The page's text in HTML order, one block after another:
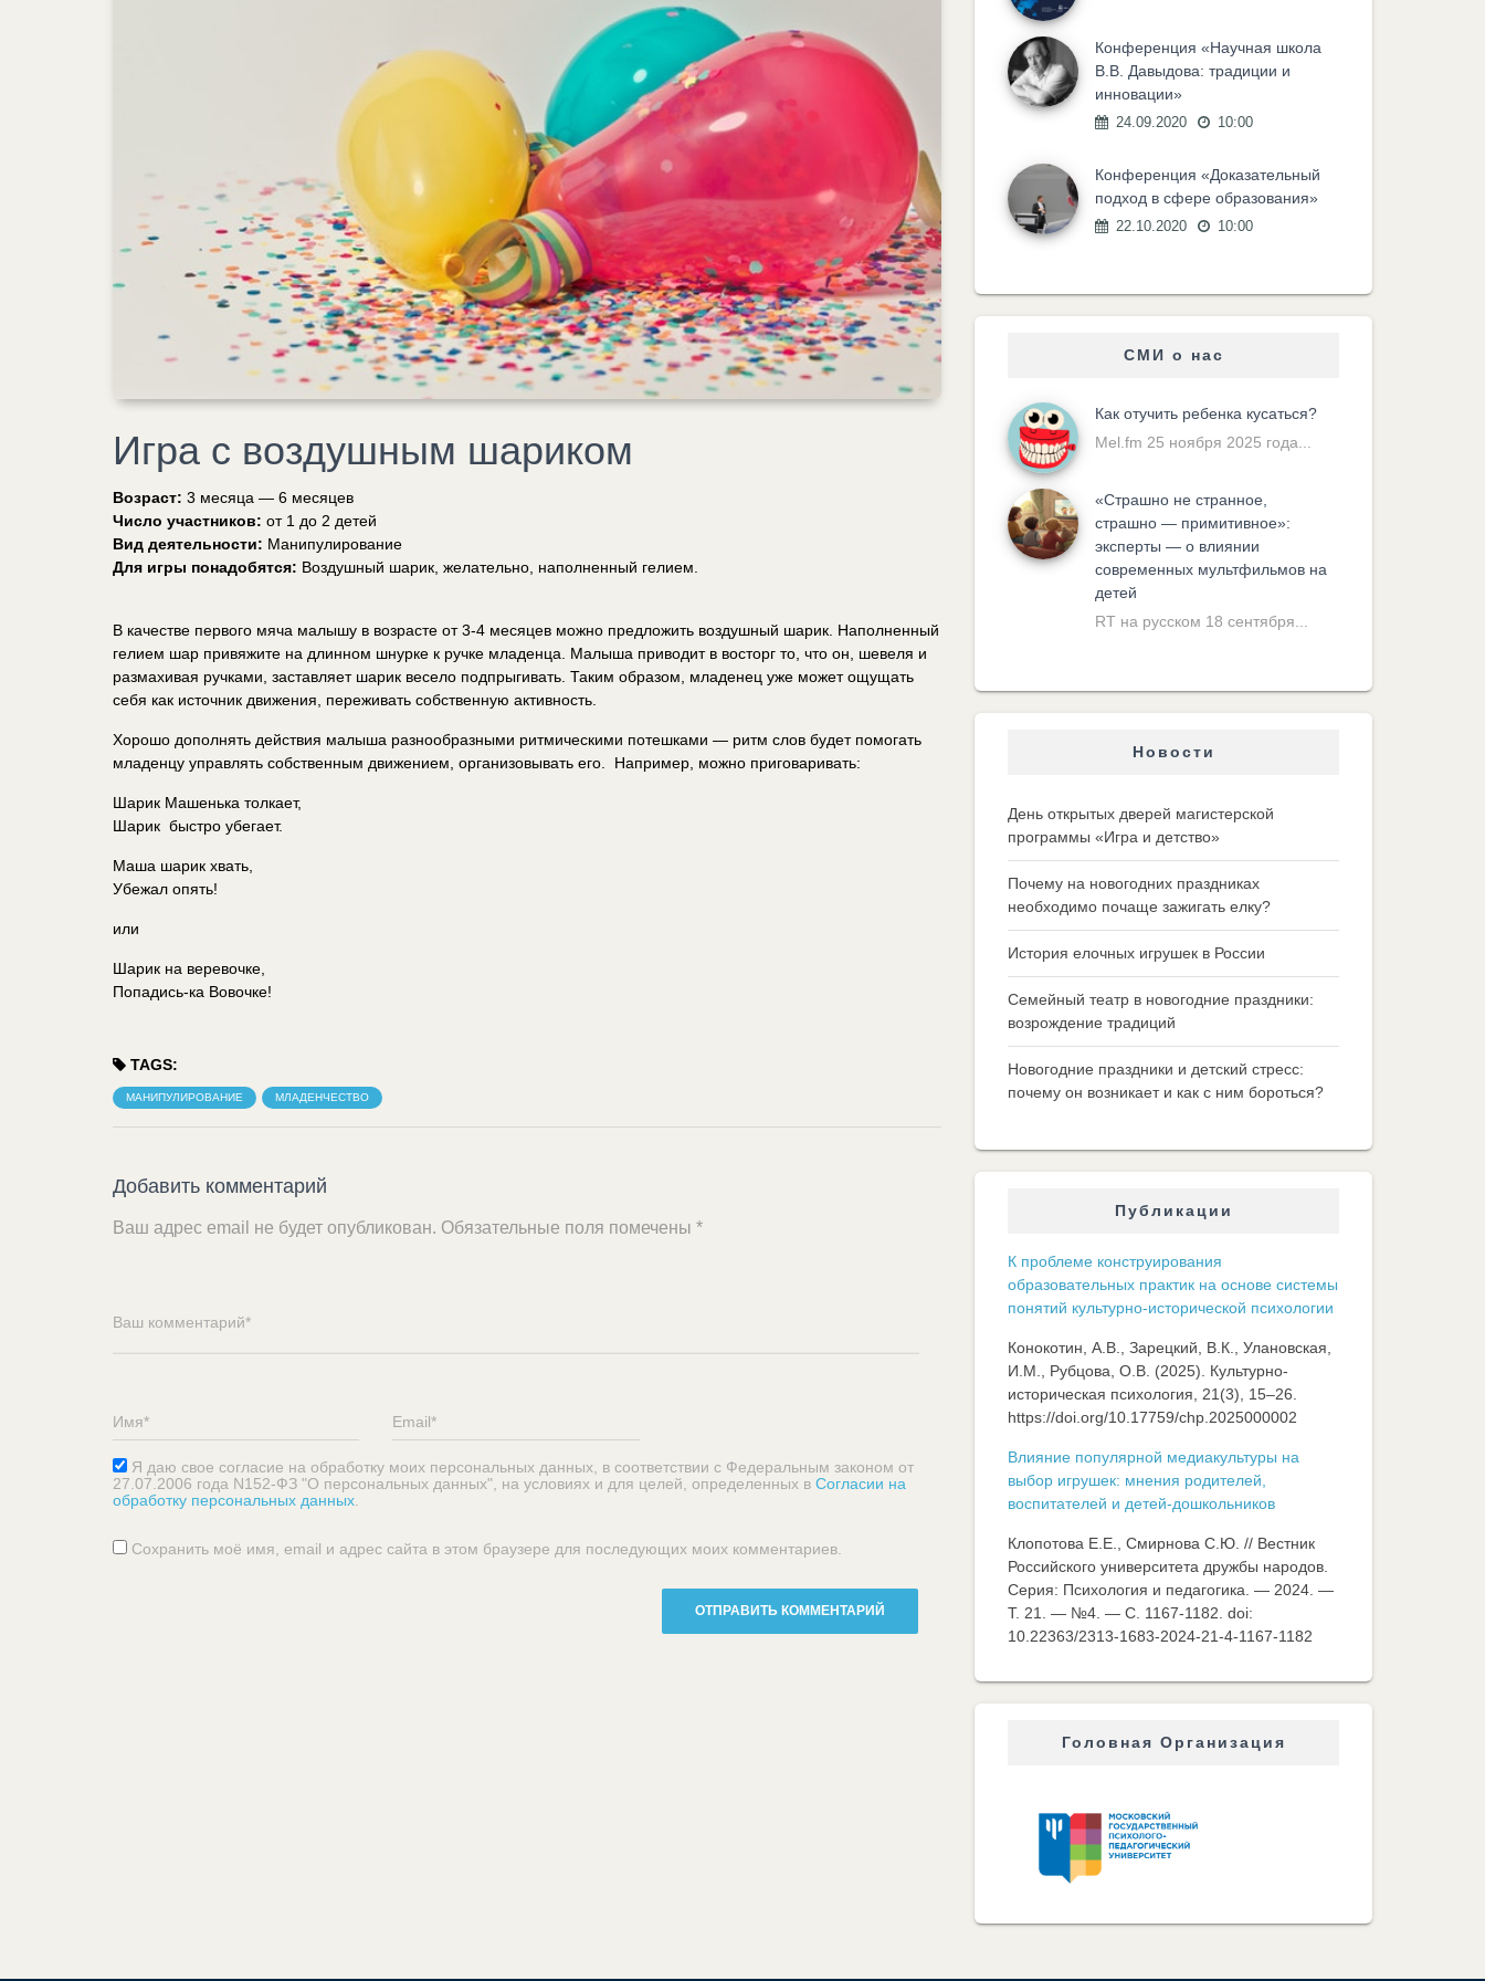
Игра с воздушным шариком
Возраст: 3 месяца — 6 месяцев
Число участников: от 1 до 2 детей
Вид деятельности: Манипулирование
Для игры понадобятся: Воздушный шарик, желательно, наполненный гелием.
В качестве первого мяча малышу в возрасте от 3-4 месяцев можно предложить воздушный шарик. Наполненный
гелием шар привяжите на длинном шнурке к ручке младенца. Малыша приводит в восторг то, что он, шевеля и
размахивая ручками, заставляет шарик весело подпрыгивать. Таким образом, младенец уже может ощущать
себя как источник движения, переживать собственную активность.
Хорошо дополнять действия малыша разнообразными ритмическими потешками — ритм слов будет помогать
младенцу управлять собственным движением, организовывать его. Например, можно приговаривать:
Шарик Машенька толкает,
Шарик быстро убегает.
Маша шарик хвать,
Убежал опять!
или
Шарик на веревочке,
Попадись-ка Вовочке!
TAGS:
МАНИПУЛИРОВАНИЕ МЛАДЕНЧЕСТВО
Добавить комментарий
Ваш адрес email не будет опубликован. Обязательные поля помечены *
Я даю свое согласие на обработку моих персональных данных, в соответствии с Федеральным законом от
27.07.2006 года N152-ФЗ "О персональных данных", на условиях и для целей, определенных в Согласии на
обработку персональных данных
Сохранить моё имя, email и адрес сайта в этом браузере для последующих моих комментариев.
Конференция «Научная школа
В.В. Давыдова: традиции и
инновации»
24.09.2020 10:00
Конференция «Доказательный
подход в сфере образования»
22.10.2020 10:00
СМИ о нас
Как отучить ребенка кусаться?
Mel.fm 25 ноября 2025 года...
«Cтрашно не странное,
страшно — примитивное»:
эксперты — о влиянии
современных мультфильмов на
детей
RT на русском 18 сентября...
Новости
День открытых дверей магистерской
программы «Игра и детство»
Почему на новогодних праздниках
необходимо почаще зажигать елку?
История елочных игрушек в России
Семейный театр в новогодние праздники:
возрождение традиций
Новогодние праздники и детский стресс:
почему он возникает и как с ним бороться?
Публикации
К проблеме конструирования
образовательных практик на основе системы
понятий культурно-исторической психологии
Конокотин, А.В., Зарецкий, В.К., Улановская,
И.М., Рубцова, О.В. (2025). Культурно-
историческая психология, 21(3), 15–26.
https://doi.org/10.17759/chp.2025000002
Влияние популярной медиакультуры на
выбор игрушек: мнения родителей,
воспитателей и детей-дошкольников
Клопотова Е.Е., Смирнова С.Ю. // Вестник
Российского университета дружбы народов.
Серия: Психология и педагогика. — 2024. —
Т. 21. — №4. — C. 1167-1182. doi:
10.22363/2313-1683-2024-21-4-1167-1182
Головная Организация